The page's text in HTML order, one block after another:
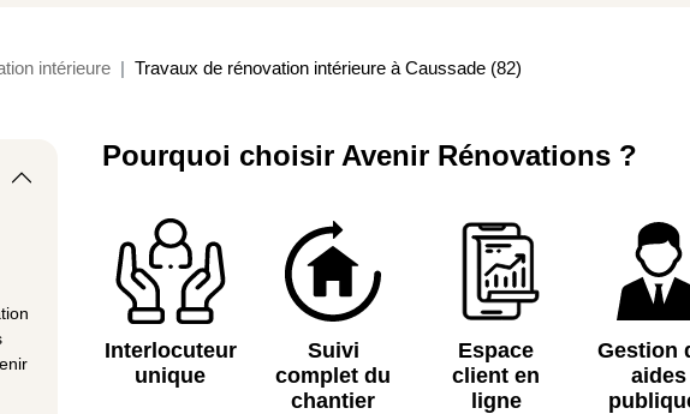
intérieure Travaux de rénovation intérieure à Caussade (82)
Pourquoi choisir Avenir Rénovations ?
Interlocuteur
unique
Suivi
complet du
chantier
Espace
client en
ligne
Gestion
aides